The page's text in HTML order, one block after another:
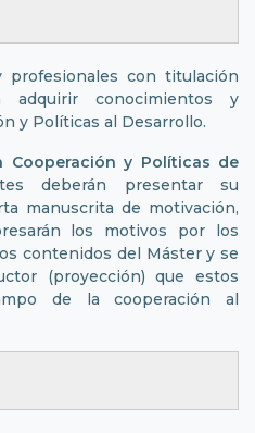
profesionales con titulación
adquirir conocimientos y
y Políticas al Desarrollo.
Cooperación y Políticas de
deberán presentar su
manuscrita de motivación,
los motivos por los
contenidos del Máster y se
(proyección) que estos
de la cooperación al